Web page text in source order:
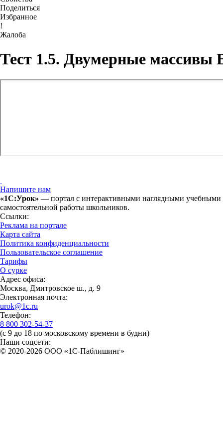
Поделиться
Избранное
!
Жалоба
Тест 1.5. Двумерные массивы
Напишите нам
«1С:Урок» — портал с интерактивными наглядными учебными
самостоятельной работы школьников.
Ссылки:
Реклама на портале
Карта сайта
Политика конфиденциальности
Пользовательское соглашение
Тарифы
О сурке
Адрес офиса:
Москва, Дмитровское ш., д. 9
Электронная почта:
urok@1c.ru
Телефон:
8 800 302-54-37
(с 9 до 18 по московскому времени в будни)
Наши соцсети:
© 2020-2026 OOO «1С-Паблишинг»